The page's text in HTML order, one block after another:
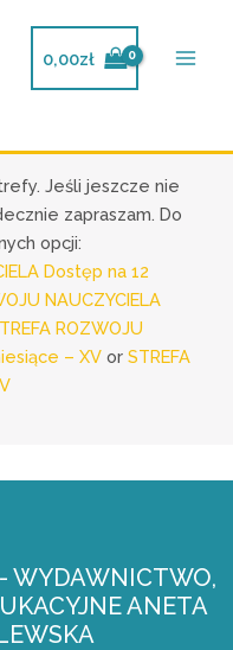
0,00zł
Jeśli jeszcze nie
zapraszam. Do
opcji:
Dostęp na 12
NAUCZYCIELA
ROZWOJU
– XV orSTREFA
WYDAWNICTWO,
ANETA